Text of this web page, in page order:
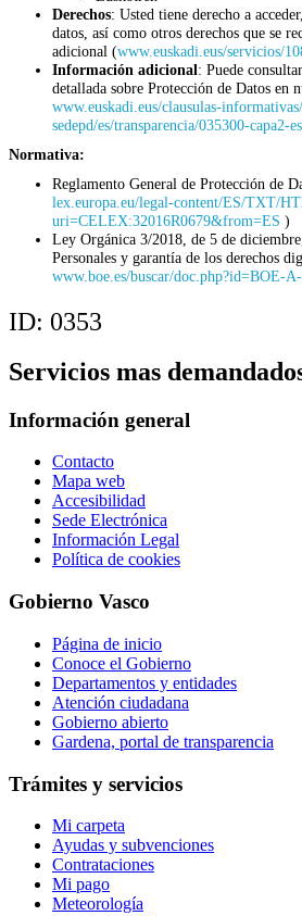
Derechos: Usted tiene derecho a
datos, así como otros derechos que se
adicional (www.euskadi.eus/servicios/
Información adicional: Puede
detallada sobre Protección de Datos en
www.euskadi.eus/clausulas-
sedepd/es/transparencia/035300-capa2-
Normativa:
Reglamento General de Protección de
lex.europa.eu/legal-content/ES/TXT/
uri=CELEX:32016R0679&from=ES )
Ley Orgánica 3/2018, de 5 de
Personales y garantía de los derechos
www.boe.es/buscar/doc.php?id=BOE-
ID: 0353
Servicios mas
Información general
Contacto
Mapa web
Accesibilidad
Sede Electrónica
Información Legal
Política de cookies
Gobierno Vasco
Página de inicio
Conoce el Gobierno
Departamentos y entidades
Atención ciudadana
Gobierno abierto
Gardena, portal de transparencia
Trámites y servicios
Mi carpeta
Ayudas y subvenciones
Contrataciones
Mi pago
Meteorología